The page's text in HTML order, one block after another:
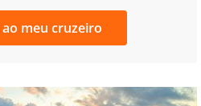
meu cruzeiro